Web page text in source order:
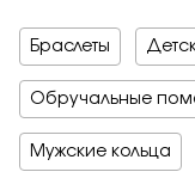
Браслеты
Обручальные
Мужские кольца